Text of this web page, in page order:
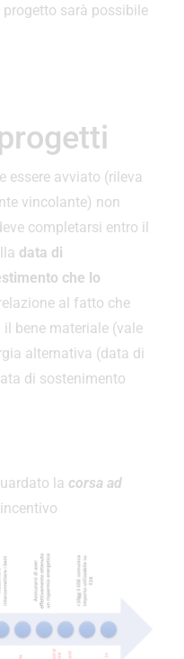
sarà possibile
essere avviato (rileva
vincolante) non
completarsi entro il
data di
che lo
al fatto che
bene materiale (vale
alternativa (data di
di sostenimento
la corsa ad